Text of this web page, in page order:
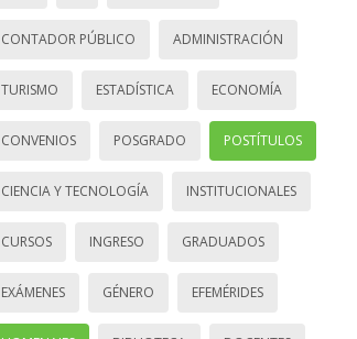
CONTADOR PÚBLICO ADMINISTRACIÓN
TURISMO ESTADÍSTICA ECONOMÍA
CONVENIOS POSGRADO POSTÍTULOS
CIENCIA Y TECNOLOGÍA INSTITUCIONALES
CURSOS INGRESO GRADUADOS
EXÁMENES GÉNERO EFEMÉRIDES